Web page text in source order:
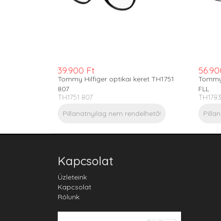
39.900 Ft
Tommy Hilfiger optikai keret TH1751
807
TH1751 807
Pillanatnyilag nem rendelhető!
FLL
Kapcsolat
Üzleteink
Kapcsolat
Rólunk